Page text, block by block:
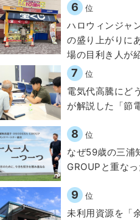
6 位
ハロウィンジャ
の盛り上がりに
場の目利き人が
7 位
電気代高騰にど
が解説した「節
8 位
なぜ59歳の三
GROUPと重な
9 位
未利用資源を「